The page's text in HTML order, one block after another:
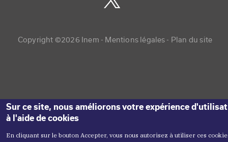
Copyright ©2026 Inem - Copyright menu
Mentions légales Plan du site
Sur ce site, nous améliorons votre expérience
à l'aide de cookies
En cliquant sur le bouton Accepter, vous nous autorisez à utiliser ces